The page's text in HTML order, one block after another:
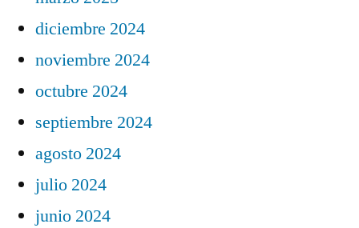
diciembre 2024
noviembre 2024
octubre 2024
septiembre 2024
agosto 2024
julio 2024
junio 2024